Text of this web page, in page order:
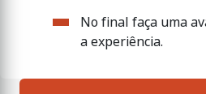
No final faça uma
a experiência.